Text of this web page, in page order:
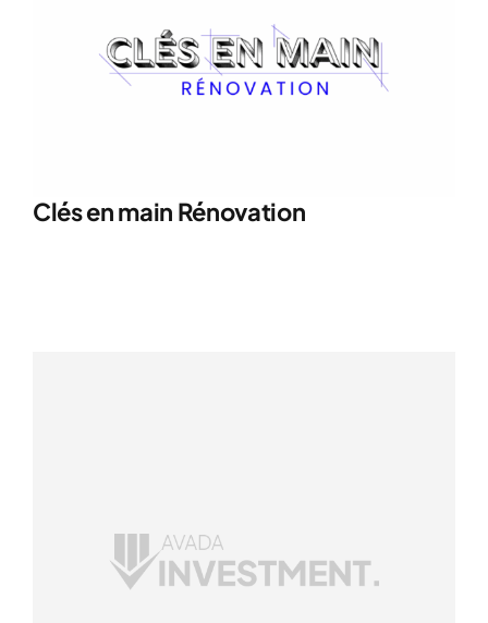
Clés en main Rénovation